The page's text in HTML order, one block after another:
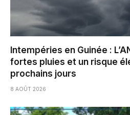
Intempéries en Guinée :
fortes pluies et un risque
prochains jours
8 AOÛT 2026